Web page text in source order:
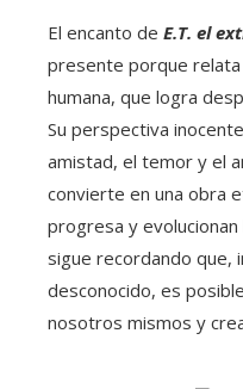
El encanto de E.T. el
presente porque
humana, que logra
Su perspectiva
amistad, el temor y el
convierte en una obra
progresa y
sigue recordando que,
desconocido, es
nosotros mismos y